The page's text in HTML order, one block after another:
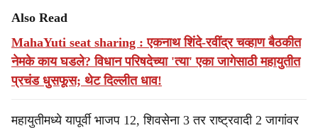
Also Read
MahaYuti seat sharing : एकनाथ शिंदे-रवींद्र चव्हाण बैठकीत
नेमके काय घडले? विधान परिषदेच्या 'त्या' एका जागेसाठी महायुतीत
प्रचंड धुसफूस; थेट दिल्लीत धाव!
महायुतीमध्ये यापूर्वी भाजप 12, शिवसेना 3 तर राष्ट्रवादी 2 जागांवर